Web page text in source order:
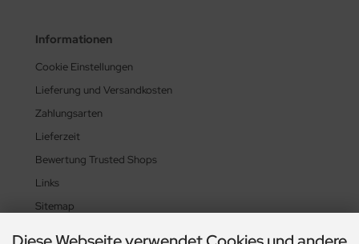
Informationen
Cookie Einstellungen
Lieferung und Versandkosten
Zahlungsarten
Lieferzeit
Bewertung Trusted Shops
Links
Sitemap